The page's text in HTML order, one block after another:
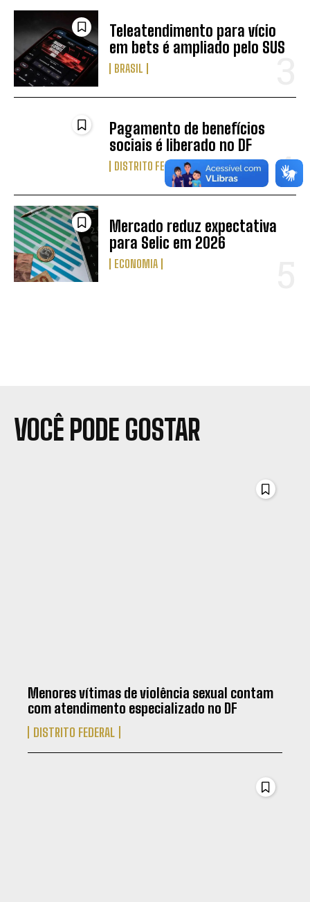
Teleatendimento para vício
em bets é ampliado pelo SUS
BRASIL
Pagamento de benefícios
sociais é liberado no DF
DISTRITO FEDERAL
Mercado reduz expectativa
para Selic em 2026
ECONOMIA
VOCÊ PODE GOSTAR
Menores vítimas de violência sexual contam
com atendimento especializado no DF
DISTRITO FEDERAL